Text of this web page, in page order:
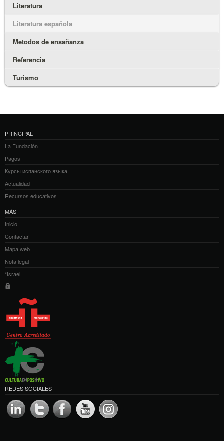
Literatura
Literatura española
Metodos de ensañanza
Referencia
Turismo
PRINCIPAL
La Fundación
Pagos
Курсы испанского языка
Actualidad
Recursos educativos
MÁS
Inicio
Contactar
Mapa web
Nota legal
*Israel
REDES SOCIALES